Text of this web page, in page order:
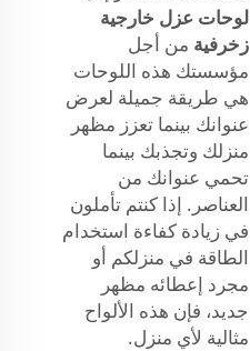
لوحات عزل خارجية
زخرفية من أجل
مؤسستك هذه اللوحات
هي طريقة جميلة لعرض
عنوانك بينما تعزز مظهر
منزلك وتجذبك بينما
تحمي عنوانك من
العناصر. إذا كنتم تأملون
في زيادة كفاءة استخدام
الطاقة في منزلكم أو
مجرد إعطائه مظهر
جديد، فإن هذه الألواح
مثالية لأي منزل.